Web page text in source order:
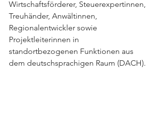
Wirtschaftsförderer, Steuerexpertinnen,
Treuhänder, Anwältinnen,
Regionalentwickler sowie
Projektleiterinnen in
standortbezogenen Funktionen aus
dem deutschsprachigen Raum (DACH).